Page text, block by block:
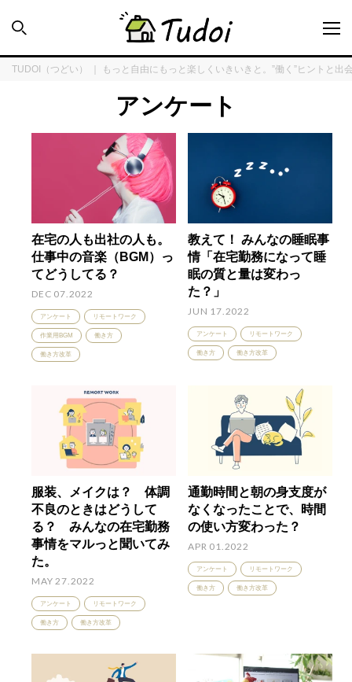
INTERVIEW
ENQUÊTE
TUDOI HOUSE
COLUMN
TUDOI（つどい） ｜ もっと自由にもっと楽しくいきいきと。”働く”ヒントと出
アンケート
在宅の人も出社の人も。
仕事中の音楽（BGM）っ
てどうしてる？
DEC 07.2022
アンケート リモートワーク
作業用BGM 働き方
働き方改革
教えて！ みんなの睡眠事
情「在宅勤務になって睡
眠の質と量は変わっ
た？」
JUN 17.2022
アンケート リモートワーク
働き方 働き方改革
服装、メイクは？ 体調
不良のときはどうして
る？ みんなの在宅勤務
事情をマルっと聞いてみ
た。
MAY 27.2022
アンケート リモートワーク
働き方 働き方改革
通勤時間と朝の身支度が
なくなったことで、時間
の使い方変わった？
APR 01.2022
アンケート リモートワーク
働き方 働き方改革